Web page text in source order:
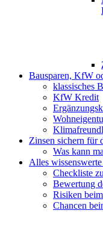
Bausparen, KfW
klassisches
KfW Kredit
Zinsen sichern für
Was kann
Alles
Checkliste
Bewertung
Risiken
Chancen